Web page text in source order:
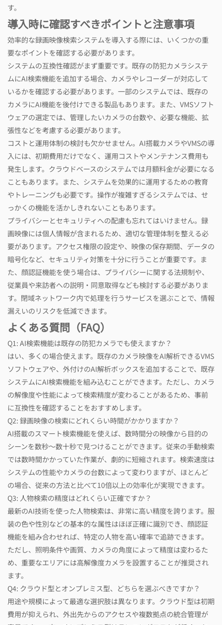
す。
導入時に確認すべきポイントと注意事項
効率的な録画映像検索システムを導入する際には、いくつかの重
要なポイントを確認する必要があります。
システムの互換性確認がまず重要です。既存の防犯カメラシステ
ムにAI検索機能を追加する場合、カメラやレコーダーが対応して
いるかを確認する必要があります。一部のシステムでは、既存の
カメラにAI機能を後付けできる製品もあります。また、VMSソフト
ウェアの選定では、管理したいカメラの台数や、必要な機能、拡
張性などを考慮する必要があります。
コストと運用体制の検討も欠かせません。AI搭載カメラやVMSの導
入には、初期費用だけでなく、運用コストやメンテナンス費用も
発生します。クラウドベースのシステムでは月額料金が必要になる
こともあります。また、システムを効果的に運用するための教育
やトレーニングも必要です。操作が複雑すぎるシステムでは、せ
っかくの機能を活かしきれないこともあります。
プライバシーとセキュリティへの配慮も忘れてはいけません。録
画映像には個人情報が含まれるため、適切な管理体制を整える必
要があります。アクセス権限の設定や、映像の保存期間、データの
暗号化など、セキュリティ対策を十分に行うことが重要です。ま
た、顔認証機能を使う場合は、プライバシーに関する法規制や、
従業員や来訪者への説明・同意取得なども検討する必要がありま
す。閉域ネットワーク内で処理を行うサービスを選ぶことで、情報
漏えいのリスクを低減できます。
よくある質問（FAQ）
Q1: AI検索機能は既存の防犯カメラでも使えますか？
はい、多くの場合使えます。既存のカメラ映像をAI解析できるVMS
ソフトウェアや、外付けのAI解析ボックスを追加することで、既存
システムにAI検索機能を組み込むことができます。ただし、カメラ
の解像度や性能によって検索精度が変わることがあるため、事前
に互換性を確認することをおすすめします。
Q2: 録画映像の検索にどれくらい時間がかかりますか？
AI搭載のスマート検索機能を使えば、数時間分の映像から目的の
シーンを数秒～数十秒で見つけることができます。従来の手動検索
では数時間かかっていた作業が、劇的に短縮されます。検索速度は
システムの性能やカメラの台数によって変わりますが、ほとんど
の場合、従来の方法と比べて10倍以上の効率化が実現できます。
Q3: 人物検索の精度はどれくらい正確ですか？
最新のAI技術を使った人物検索は、非常に高い精度を誇ります。服
装の色や性別などの基本的な属性はほぼ正確に識別でき、顔認証
機能を組み合わせれば、特定の人物を高い確率で追跡できます。
ただし、照明条件や画質、カメラの角度によって精度は変わるた
め、重要なエリアには高解像度カメラを設置することが推奨され
ます。
Q4: クラウド型とオンプレミス型、どちらを選ぶべきですか？
用途や規模によって最適な選択肢は異なります。クラウド型は初期
費用が抑えられ、外出先からのアクセスや複数拠点の統合管理が